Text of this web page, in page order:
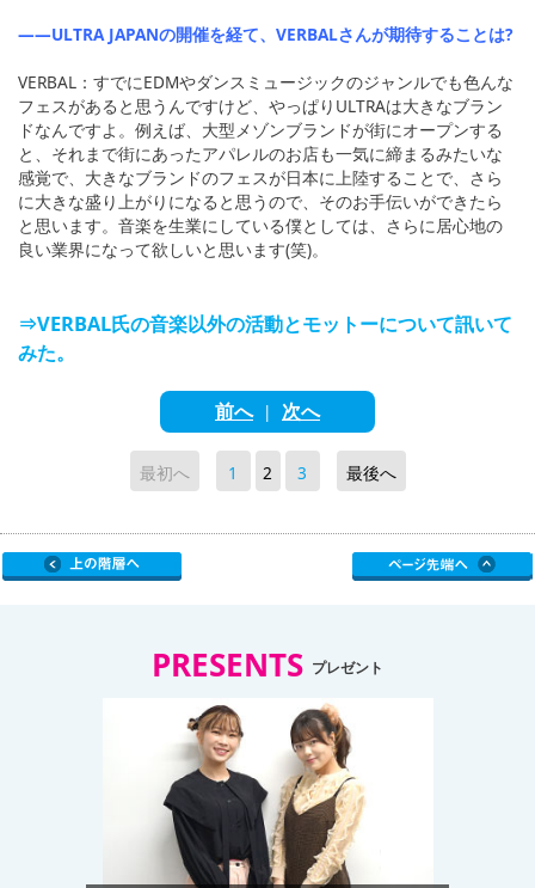
――ULTRA JAPANの開催を経て、VERBALさんが期待することは?
VERBAL：すでにEDMやダンスミュージックのジャンルでも色んな
フェスがあると思うんですけど、やっぱりULTRAは大きなブラン
ドなんですよ。例えば、大型メゾンブランドが街にオープンする
と、それまで街にあったアパレルのお店も一気に締まるみたいな
感覚で、大きなブランドのフェスが日本に上陸することで、さら
に大きな盛り上がりになると思うので、そのお手伝いができたら
と思います。音楽を生業にしている僕としては、さらに居心地の
良い業界になって欲しいと思います(笑)。
⇒VERBAL氏の音楽以外の活動とモットーについて訊いて
みた。
前へ| 次へ
最初へ 1 2 3 最後へ
PRESENTS プレゼント